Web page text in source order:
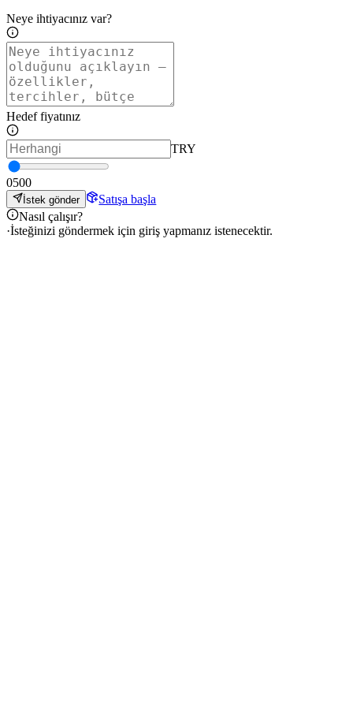
Neye ihtiyacınız var?
Hedef fiyatınız
TRY
0500
İstek gönder
Satışa başla
Nasıl çalışır?
·İsteğinizi göndermek için giriş yapmanız istenecektir.